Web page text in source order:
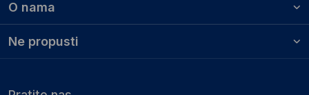
O nama
Ne propusti